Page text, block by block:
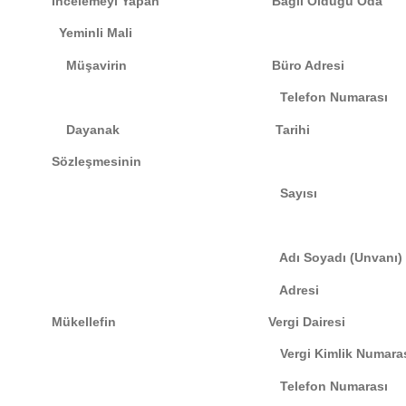
Yeminli Mali
Müşavirin Büro
Telefon
Dayanak
Sözleşmesinin
Sayısı
Adı Soyadı
Adresi
Mükellefin Vergi
Vergi Kimlik
Telefon